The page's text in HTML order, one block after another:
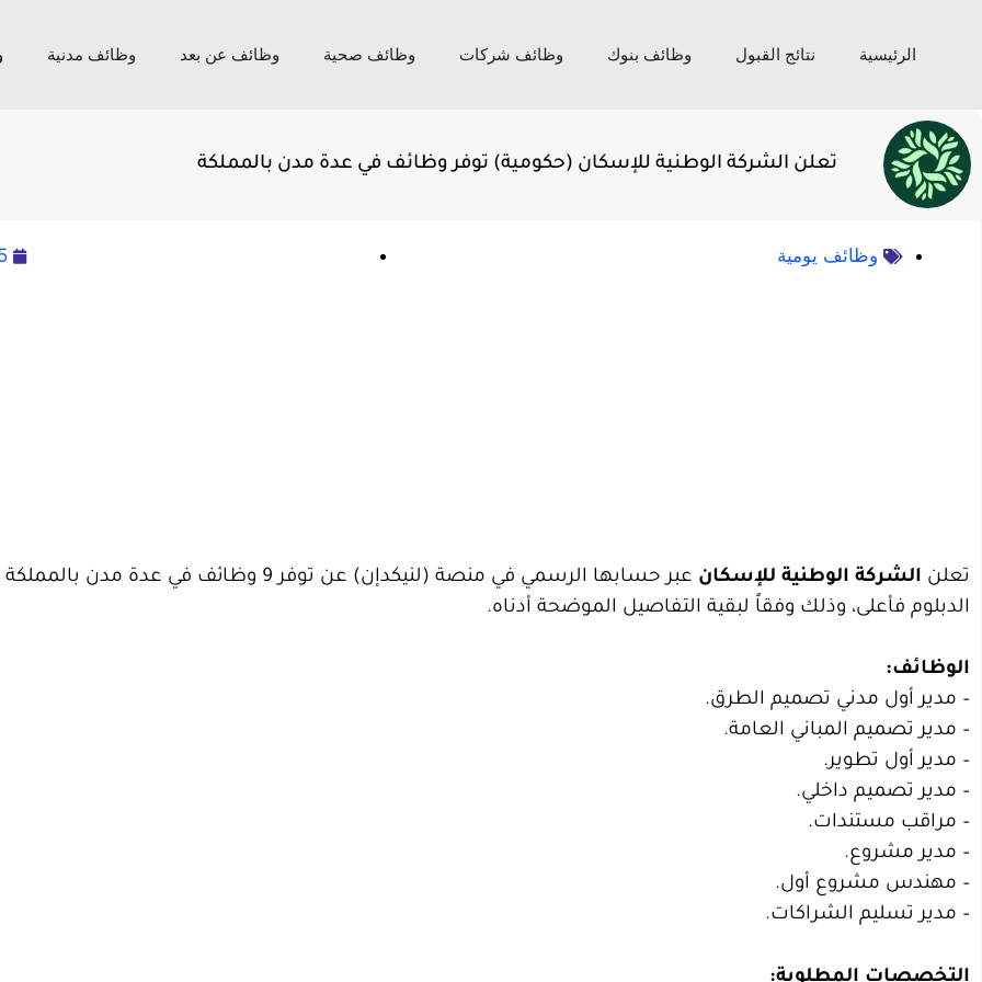
الرئيسية نتائج القبول وظائف بنوك وظائف شركات وظائف صحية وظائف عن بعد وظائف مدنية
تعلن الشركة الوطنية للإسكان (حكومية) توفر وظائف في عدة مدن بالمملكة
وظائف يومية
تعلن الشركة الوطنية للإسكان
عبر حسابها الرسمي في منصة (لنيكدإن) عن توفر 9 وظائف في عدة مدن
الدبلوم فأعلى، وذلك وفقاً لبقية التفاصيل الموضحة أدناه.
الوظائف:
– مدير أول مدني تصميم الطرق.
– مدير تصميم المباني العامة.
– مدير أول تطوير.
– مدير تصميم داخلي.
– مراقب مستندات.
– مدير مشروع.
– مهندس مشروع أول.
– مدير تسليم الشراكات.